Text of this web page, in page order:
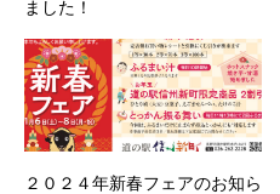
ました！
２０２４年新春フェアのお知ら